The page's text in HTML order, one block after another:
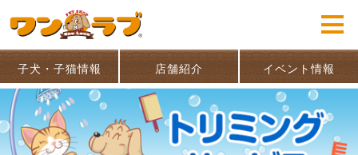
子犬・子猫情報 店舗紹介 イベント情報